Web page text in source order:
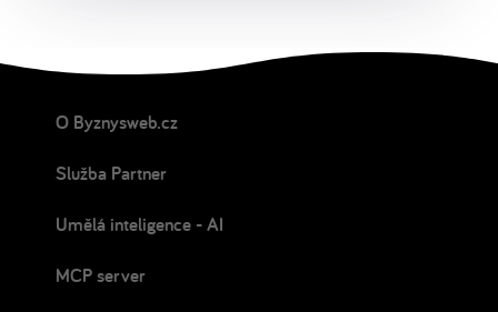
O Byznysweb.cz
Služba Partner
Umělá inteligence - AI
MCP server